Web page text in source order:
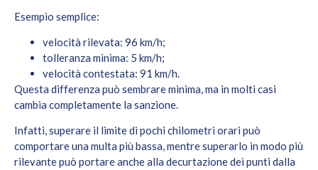
Esempio semplice:
velocità rilevata: 96 km/h;
tolleranza minima: 5 km/h;
velocità contestata: 91 km/h.
Questa differenza può sembrare minima, ma in molti casi
cambia completamente la sanzione.
Infatti, superare il limite di pochi chilometri orari può
comportare una multa più bassa, mentre superarlo in modo più
rilevante può portare anche alla decurtazione dei punti dalla